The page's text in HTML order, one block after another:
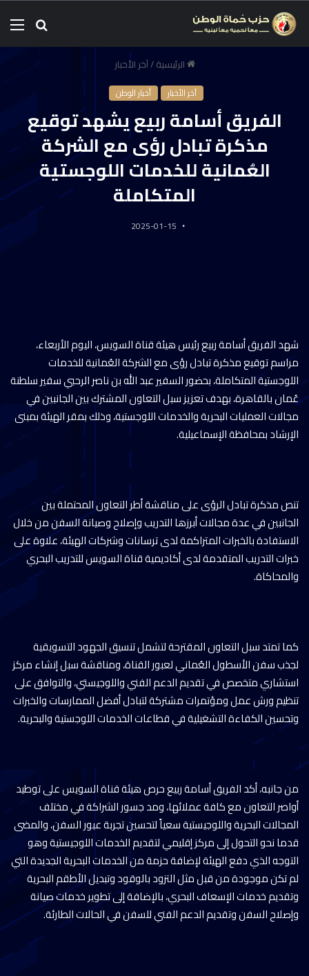
الرئيسية/آخر الأخبار
آخر الأخبار أخبار الوطن
الفريق أسامة ربيع يشهد توقيع
مذكرة تبادل رؤى مع الشركة
العُمانية للخدمات اللوجستية
المتكاملة
2025-01-15
شهد الفريق أسامة ربيع رئيس هيئة قناة السويس، اليوم الأربعاء،
مراسم توقيع مذكرة تبادل رؤى مع الشركة العُمانية للخدمات
اللوجستية المتكاملة، بحضور السفير عبد الله بن ناصر الرحبي سفير سلطنة
عُمان بالقاهرة، بهدف تعزيز سبل التعاون المشترك بين الجانبين في
مجالات العمليات البحرية والخدمات اللوجستية، وذلك بمقر الهيئة بمبنى
الإرشاد بمحافظة الإسماعيلية.
تنص مذكرة تبادل الرؤى على مناقشة أطر التعاون المحتملة بين
الجانبين في عدة مجالات أبرزها التدريب وإصلاح وصيانة السفن من خلال
الاستفادة بالخبرات المتراكمة لدى ترسانات وشركات الهيئة، علاوة على
خبرات التدريب المتقدمة لدى أكاديمية قناة السويس للتدريب البحري
والمحاكاة.
كما تمتد سبل التعاون المقترحة لتشمل تنسيق الجهود التسويقية
لجذب سفن الأسطول العُماني لعبور القناة، ومناقشة سبل إنشاء مركز
استشاري متخصص في تقديم الدعم الفني واللوجيستي، والتوافق على
تنظيم ورش عمل ومؤتمرات مشتركة لتبادل أفضل الممارسات والخبرات
وتحسين الكفاءة التشغيلية في قطاعات الخدمات اللوجستية والبحرية.
من جانبه، أكد الفريق أسامة ربيع حرص هيئة قناة السويس على توطيد
أواصر التعاون مع كافة عملائها، ومد جسور الشراكة في مختلف
المجالات البحرية واللوجيستية سعياً لتحسين تجربة عبور السفن، والمضى
قدما نحو التحول إلى مركز إقليمي لتقديم الخدمات اللوجيستية وهو
التوجه الذي دفع الهيئة لإضافة حزمة من الخدمات البحرية الجديدة التي
لم تكن موجودة من قبل مثل التزود بالوقود وتبديل الأطقم البحرية
وتقديم خدمات الإسعاف البحري، بالإضافة إلى تطوير خدمات صيانة
وإصلاح السفن وتقديم الدعم الفني للسفن في الحالات الطارئة.